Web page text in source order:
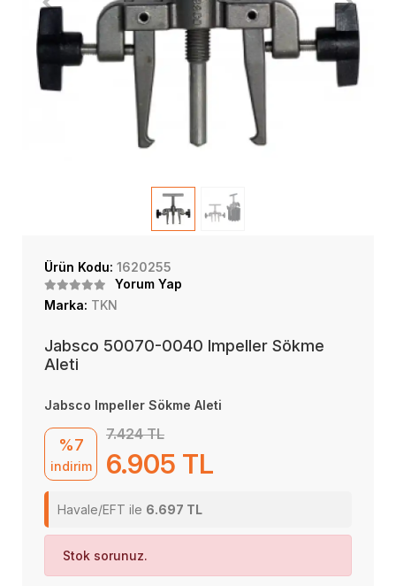
Ürün Kodu: 1620255
Yorum Yap
Marka: TKN
Jabsco 50070-0040 Impeller Sökme
Aleti
Jabsco Impeller Sökme Aleti
%7
indirim
7.424 TL
6.905 TL
Havale/EFT ile 6.697 TL
Stok sorunuz.